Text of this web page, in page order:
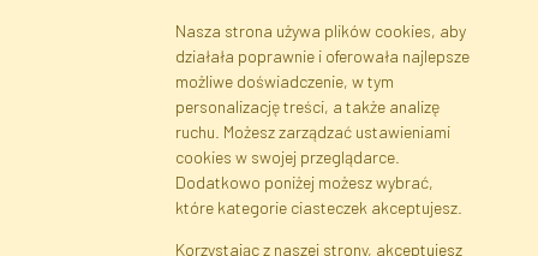
Zapisz się
Dane rejestrowe Regulamin
Polityka Prywatności
Pomoc
Mapa serwisu
Nasza strona używa plików cookies, aby
działała poprawnie i oferowała najlepsze
możliwe doświadczenie, w tym
personalizację treści, a także analizę
ruchu. Możesz zarządzać ustawieniami
cookies w swojej przeglądarce.
Dodatkowo poniżej możesz wybrać,
które kategorie ciasteczek akceptujesz.
Korzystając z naszej strony, akceptujesz